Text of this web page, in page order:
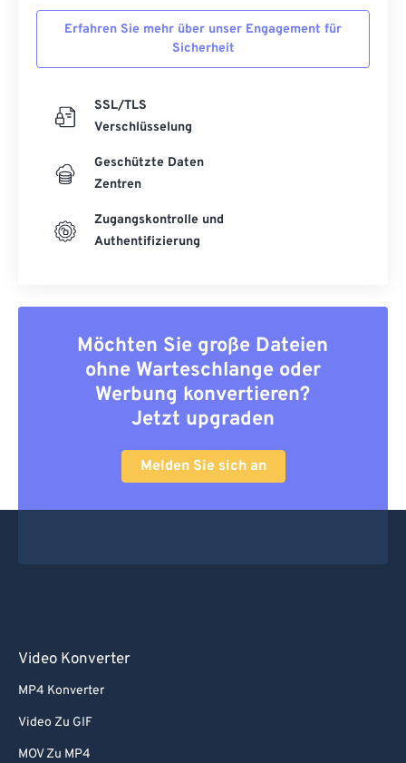
Erfahren Sie mehr über unser Engagement für
Sicherheit
SSL/TLS
Verschlüsselung
Geschützte Daten
Zentren
Zugangskontrolle und
Authentifizierung
Möchten Sie große Dateien
ohne Warteschlange oder
Werbung konvertieren?
Jetzt upgraden
Melden Sie sich an
Video Konverter
MP4 Konverter
Video Zu GIF
MOV Zu MP4